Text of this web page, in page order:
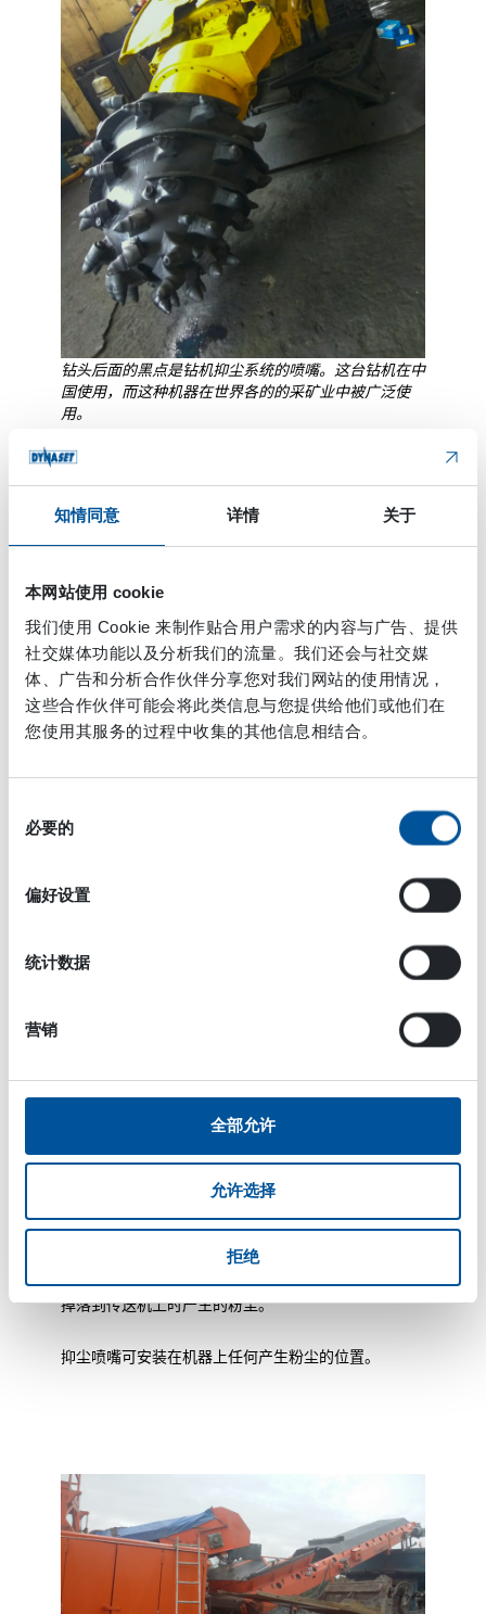
知情同意 详情 关于
本网站使用 cookie
我们使用 Cookie 来制作贴合用户需求的内容与广告、提供
社交媒体功能以及分析我们的流量。我们还会与社交媒
体、广告和分析合作伙伴分享您对我们网站的使用情况，
这些合作伙伴可能会将此类信息与您提供给他们或他们在
您使用其服务的过程中收集的其他信息相结合。
必要的
偏好设置
统计数据
营销
全部允许
允许选择
拒绝
钻头后面的黑点是钻机抑尘系统的喷嘴。这台钻机在中
国使用，而这种机器在世界各的的采矿业中被广泛使
用。
该钻机的粉尘控制采用了HPW-DUST，在钻头周围形成
在更好的水平。同时，设备操作员也可以更清楚的观察
HPW-DUST在集料过程中的
应用
使用丹纳森HPW-DUST能够在使用最小耗水量的同时
轻松地控制集料时的粉尘排放。如下图所示，除尘喷嘴
可以精确的定位，这样降尘过程不会将通过机器的骨料
掉落到传送机上时产生的粉尘。
抑尘喷嘴可安装在机器上任何产生粉尘的位置。